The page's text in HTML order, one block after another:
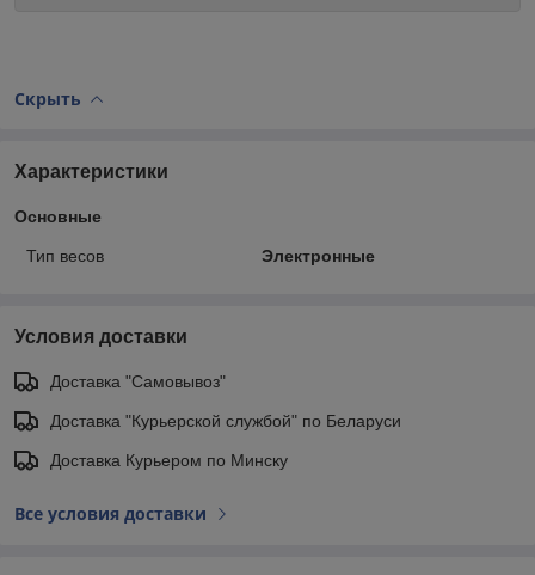
Скрыть
Характеристики
Основные
Тип весов Электронные
Условия доставки
Доставка "Самовывоз"
Доставка "Курьерской службой" по Беларуси
Доставка Курьером по Минску
Все условия доставки